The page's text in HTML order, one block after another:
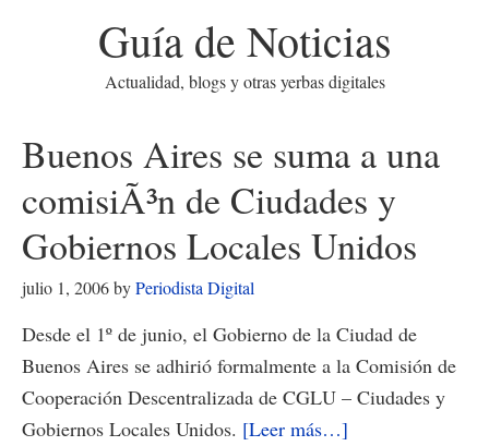
Guía de Noticias
Actualidad, blogs y otras yerbas digitales
Buenos Aires se suma a una
comisiÃ³n de Ciudades y
Gobiernos Locales Unidos
julio 1, 2006byPeriodista Digital
Desde el 1º de junio, el Gobierno de la Ciudad de
Buenos Aires se adhirió formalmente a la Comisión de
Cooperación Descentralizada de CGLU – Ciudades y
Gobiernos Locales Unidos. [Leer más…]